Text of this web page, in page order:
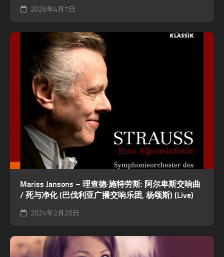
2026年4月7日
Mariss Jansons – 理查德·施特劳斯: 阿尔卑斯交响曲
/ 死与净化 (巴伐利亚广播交响乐团, 杨颂斯) (Live)
2024年2月20日